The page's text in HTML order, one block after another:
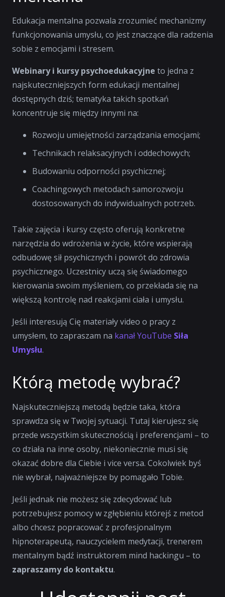
Edukacja mentalna pozwala zrozumieć mechanizmy
funkcjonowania umysłu, co jest znaczące dla radzenia
sobie z emocjami i stresem.
Webinary i kursy psychoedukacyjne to jedna z
najskuteczniejszych form edukacji mentalnej
dostępnych dziś; tematyka takich spotkań
koncentruje się między innymi na:
Rozwoju umiejętności zarządzania emocjami;
Technikach relaksacyjnych i oddechowych;
Budowaniu odporności psychicznej;
Coachingowych metodach samorozwoju
dostosowanych do indywidualnych potrzeb.
Takie zajęcia i kursy często oferują konkretne
narzędzia do wdrożenia w życie, które wspierają
odbudowę sił psychicznych i powrót do zdrowia
psychicznego. Uczestnicy uczą się świadomego
kierowania swoim myśleniem, co przekłada się na
większą kontrolę nad reakcjami ciała i umysłu.
Jeśli interesują Cię materiały video o pracy z
umysłem, to zapraszam na kanał YouTube Siła
Umysłu.
Którą metodę wybrać?
Najskuteczniejszą metodą będzie taka, która
sprawdza się w Twojej sytuacji. Tutaj kierujesz się
przede wszystkim skutecznością i preferencjami – to
co działa na inne osoby, niekoniecznie musi się
okazać dobre dla Ciebie i vice versa. Cokolwiek byś
nie wybrał, najważniejsze by pomagało Tobie.
Jeśli jednak nie możesz się zdecydować lub
potrzebujesz pomocy w zgłębieniu którejś z metod
albo chcesz popracować z profesjonalnym
hipnoterapeutą, nauczycielem medytacji, trenerem
mentalnym bądź instruktorem mind hackingu – to
zapraszamy do kontaktu.